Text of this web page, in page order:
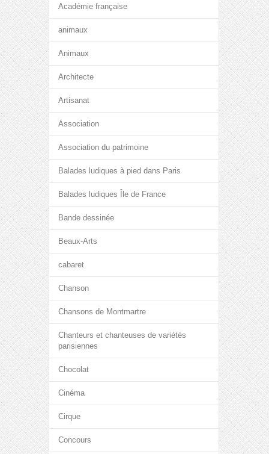
Académie française
animaux
Animaux
Architecte
Artisanat
Association
Association du patrimoine
Balades ludiques à pied dans Paris
Balades ludiques Île de France
Bande dessinée
Beaux-Arts
cabaret
Chanson
Chansons de Montmartre
Chanteurs et chanteuses de variétés
parisiennes
Chocolat
Cinéma
Cirque
Concours